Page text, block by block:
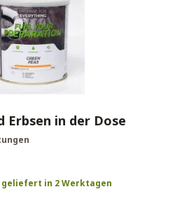
Erbsen in der Dose
geliefert in 2 Werktagen